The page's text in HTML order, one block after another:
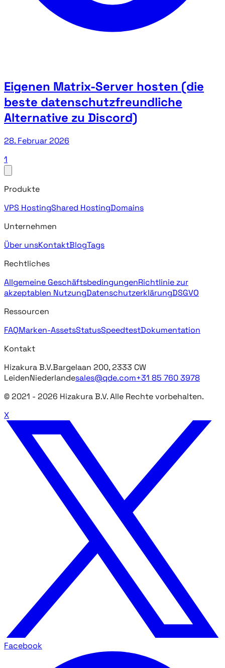
Eigenen Matrix-Server hosten (die
beste datenschutzfreundliche
Alternative zu Discord)
28. Februar 2026
1
Produkte
VPS HostingShared HostingDomains
Unternehmen
Über unsKontaktBlogTags
Rechtliches
Allgemeine GeschäftsbedingungenRichtlinie zur
akzeptablen NutzungDatenschutzerklärungDSGVO
Ressourcen
FAQMarken-AssetsStatusSpeedtestDokumentation
Kontakt
Hizakura B.V.Bargelaan 200, 2333 CW
LeidenNiederlandesales@qde.com+31 85 760 3978
© 2021 - 2026 Hizakura B.V. Alle Rechte vorbehalten.
X
Facebook